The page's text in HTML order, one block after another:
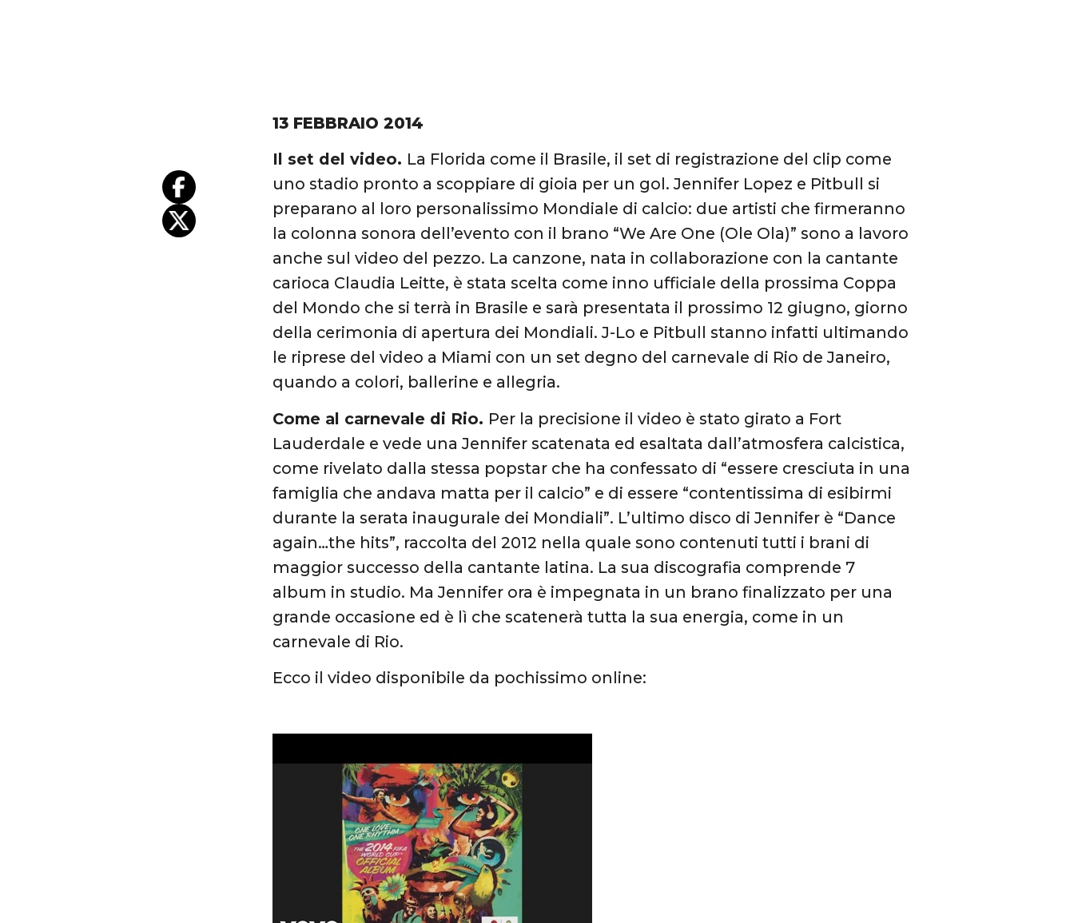
13 FEBBRAIO 2014
Il set del video. La Florida come il Brasile, il set di registrazione del clip come
uno stadio pronto a scoppiare di gioia per un gol. Jennifer Lopez e Pitbull si
preparano al loro personalissimo Mondiale di calcio: due artisti che firmeranno
la colonna sonora dell’evento con il brano “We Are One (Ole Ola)” sono a lavoro
anche sul video del pezzo. La canzone, nata in collaborazione con la cantante
carioca Claudia Leitte, è stata scelta come inno ufficiale della prossima Coppa
del Mondo che si terrà in Brasile e sarà presentata il prossimo 12 giugno, giorno
della cerimonia di apertura dei Mondiali. J-Lo e Pitbull stanno infatti ultimando
le riprese del video a Miami con un set degno del carnevale di Rio de Janeiro,
quando a colori, ballerine e allegria.
Come al carnevale di Rio. Per la precisione il video è stato girato a Fort
Lauderdale e vede una Jennifer scatenata ed esaltata dall’atmosfera calcistica,
come rivelato dalla stessa popstar che ha confessato di “essere cresciuta in una
famiglia che andava matta per il calcio” e di essere “contentissima di esibirmi
durante la serata inaugurale dei Mondiali”. L’ultimo disco di Jennifer è “Dance
again…the hits”, raccolta del 2012 nella quale sono contenuti tutti i brani di
maggior successo della cantante latina. La sua discografia comprende 7
album in studio. Ma Jennifer ora è impegnata in un brano finalizzato per una
grande occasione ed è lì che scatenerà tutta la sua energia, come in un
carnevale di Rio.
Ecco il video disponibile da pochissimo online: